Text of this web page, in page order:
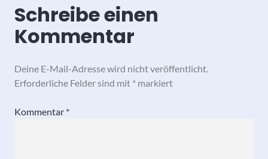
Schreibe einen
Kommentar
Deine E-Mail-Adresse wird nicht veröffentlicht.
Erforderliche Felder sind mit * markiert
Kommentar *